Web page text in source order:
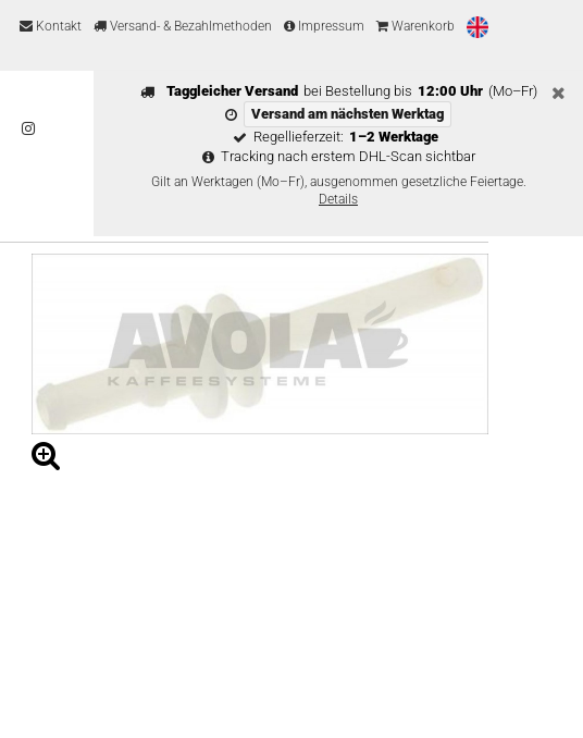
Kontakt Versand- & Bezahlmethoden Impressum Warenkorb
Taggleicher Versand bei Bestellung bis 12:00 Uhr (Mo–Fr)
Versand am nächsten Werktag
Regellieferzeit: 1–2 Werktage
Tracking nach erstem DHL-Scan sichtbar
Gilt an Werktagen (Mo–Fr), ausgenommen gesetzliche Feiertage.
Details